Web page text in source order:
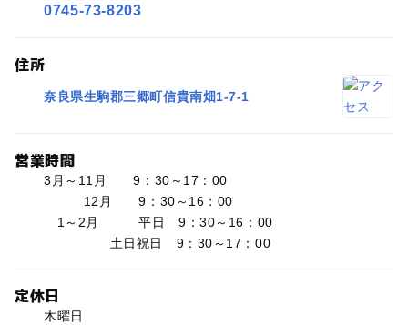
0745-73-8203
住所
奈良県生駒郡三郷町信貴南畑1-7-1
営業時間
3月～11月 9：30～17：00
12月 9：30～16：00
1～2月 平日 9：30～16：00
土日祝日 9：30～17：00
定休日
木曜日